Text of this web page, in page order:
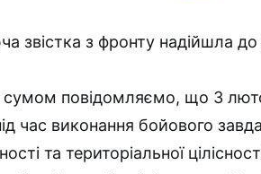
звістка з фронту надійшла до
повідомляємо, що 3
час виконання бойового
та територіальної